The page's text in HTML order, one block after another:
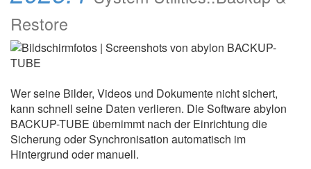
Restore
Wer seine Bilder, Videos und Dokumente nicht sichert,
kann schnell seine Daten verlieren. Die Software abylon
BACKUP-TUBE übernimmt nach der Einrichtung die
Sicherung oder Synchronisation automatisch im
Hintergrund oder manuell.